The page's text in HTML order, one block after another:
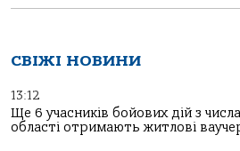
СВІЖІ НОВИНИ
13:12
Ще 6 учасників бойових дій з
області отримають житлові